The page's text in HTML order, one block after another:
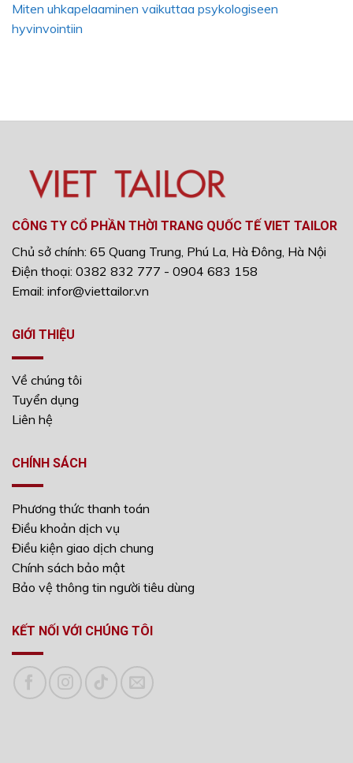
Miten uhkapelaaminen vaikuttaa psykologiseen
hyvinvointiin
CÔNG TY CỔ PHẦN THỜI TRANG QUỐC TẾ VIET TAILOR
Chủ sở chính: 65 Quang Trung, Phú La, Hà Đông, Hà Nội
Điện thoại: 0382 832 777 - 0904 683 158
Email: infor@viettailor.vn
GIỚI THIỆU
Về chúng tôi
Tuyển dụng
Liên hệ
CHÍNH SÁCH
Phương thức thanh toán
Điều khoản dịch vụ
Điều kiện giao dịch chung
Chính sách bảo mật
Bảo vệ thông tin người tiêu dùng
KẾT NỐI VỚI CHÚNG TÔI